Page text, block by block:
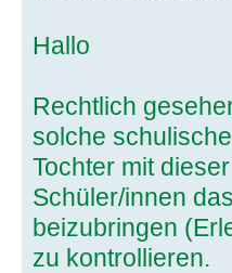
Hallo
Rechtlich
solche
Tochter mit
Schüler/innen
beizubringen
zu kontrollieren.